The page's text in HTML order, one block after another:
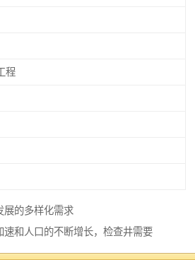
程
展的多样化需求
速和人口的不断增长，检查井需要
化需求。这包括提高检查井的承载